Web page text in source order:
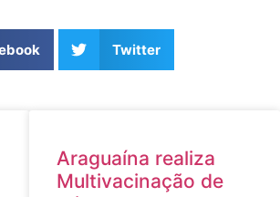
Twitter
Araguaína realiza
Multivacinação de